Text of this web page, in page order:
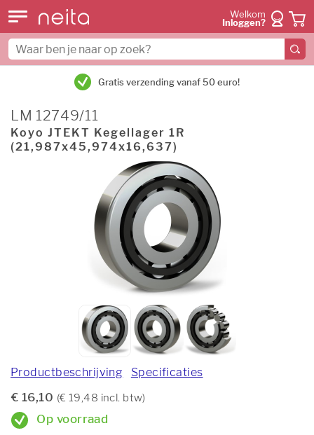
Welkom
Inloggen?
Gratis verzending vanaf 50 euro!
LM 12749/11
Koyo JTEKT Kegellager 1R
(21,987x45,974x16,637)
Productbeschrijving Specificaties
€ 16,10 (€ 19,48 incl. btw)
Op voorraad